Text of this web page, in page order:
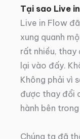
Tại sao Live
Live in Flow
xung quanh
rất nhiều, thay
lại vào đấy.
Không phải vì
được thay đổi
hành bên
Chúng ta đã